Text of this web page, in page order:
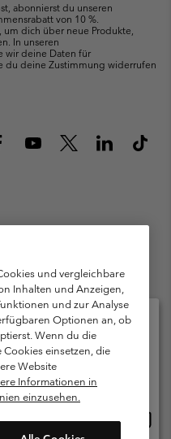
abonnierst du unseren
von 10 %.
dich über neue Produkte,
In unseren
wir deine Daten für
du deine Zustimmung widerrufen
Garantie
Programms
Inhalte
18:00 Uhr
und vergleichbare
Inhalten und Anzeigen,
und zur Analyse
Optionen an, ob
Wenn du die
einsetzen, die
Website
Informationen in
einzusehen.
und Ihre Sprache
verfügbar